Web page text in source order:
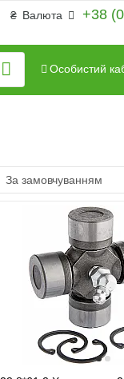
+38
₴ Валюта
Особистий